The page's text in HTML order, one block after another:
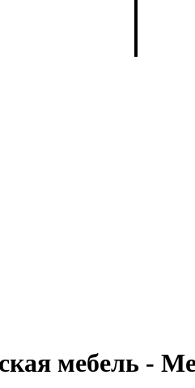
мебель -